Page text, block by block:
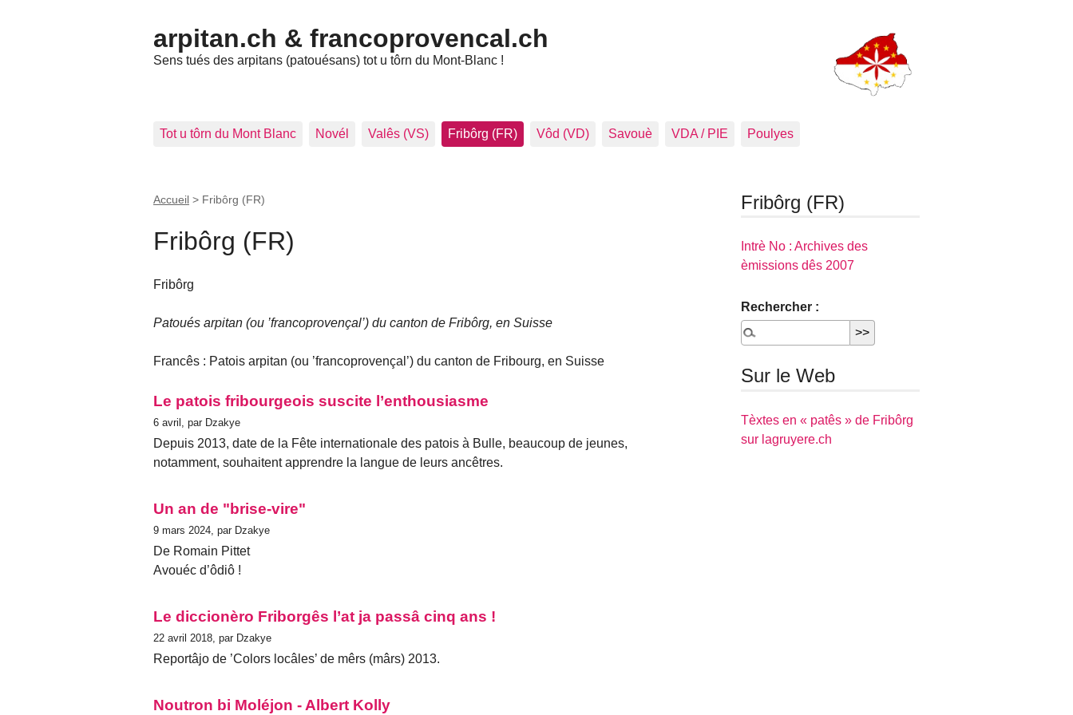
arpitan.ch & francoprovencal.ch
Sens tués des arpitans (patouésans) tot u tôrn du Mont-Blanc !
Tot u tôrn du Mont Blanc Novél Valês (VS) Fribôrg (FR) Vôd (VD) Savouè VDA / PIE Poulyes
Accueil > Fribôrg (FR)
Fribôrg (FR)
Fribôrg
Patoués arpitan (ou ’francoprovençal’) du canton de Fribôrg, en Suisse
Francês : Patois arpitan (ou ’francoprovençal’) du canton de Fribourg, en Suisse
Le patois fribourgeois suscite l’enthousiasme
6 avril, par Dzakye
Depuis 2013, date de la Fête internationale des patois à Bulle, beaucoup de jeunes,
notamment, souhaitent apprendre la langue de leurs ancêtres.
Un an de "brise-vire"
9 mars 2024, par Dzakye
De Romain Pittet
Avouéc d’ôdiô !
Le diccionèro Friborgês l’at ja passâ cinq ans !
22 avril 2018, par Dzakye
Reportâjo de ’Colors locâles’ de mêrs (mârs) 2013.
Noutron bi Moléjon - Albert Kolly
Fribôrg (FR)
Intrè No : Archives des
èmissions dês 2007
Rechercher :
Sur le Web
Tèxtes en « patês » de Fribôrg
sur lagruyere.ch